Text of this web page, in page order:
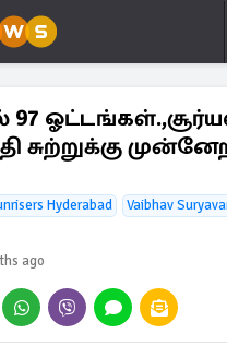
97
சுற்றுக்கு
Hyderabad
Vaibhav
ago